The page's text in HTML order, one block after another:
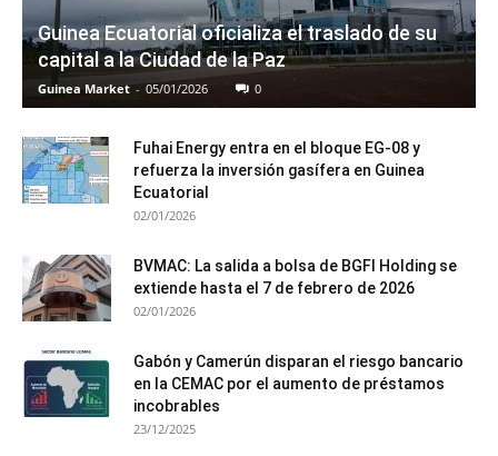
Guinea Ecuatorial oficializa el traslado de su
capital a la Ciudad de la Paz
Guinea Market - 05/01/2026 0
Fuhai Energy entra en el bloque EG-08 y
refuerza la inversión gasífera en Guinea
Ecuatorial
02/01/2026
BVMAC: La salida a bolsa de BGFI Holding se
extiende hasta el 7 de febrero de 2026
02/01/2026
Gabón y Camerún disparan el riesgo bancario
en la CEMAC por el aumento de préstamos
incobrables
23/12/2025